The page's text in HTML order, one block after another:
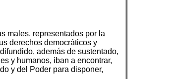
males, representados por la
derechos democráticos y
además de sustentado,
y humanos, iban a encontrar,
y del Poder para disponer,